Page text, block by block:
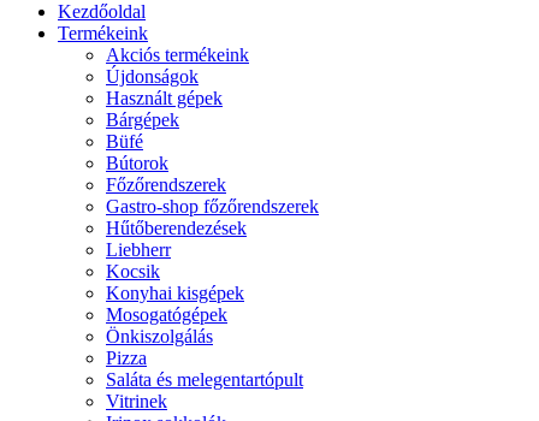
Kezdőoldal
Termékeink
Akciós termékeink
Újdonságok
Használt gépek
Bárgépek
Büfé
Bútorok
Főzőrendszerek
Gastro-shop főzőrendszerek
Hűtőberendezések
Liebherr
Kocsik
Konyhai kisgépek
Mosogatógépek
Önkiszolgálás
Pizza
Saláta és melegentartópult
Vitrinek